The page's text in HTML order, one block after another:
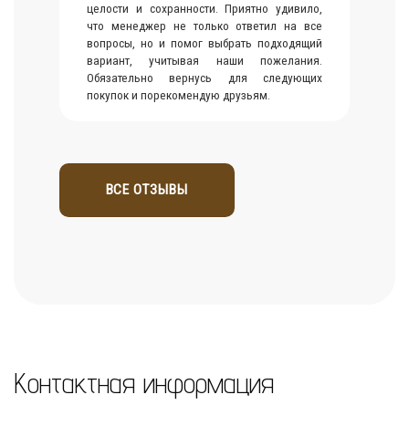
целости и сохранности. Приятно удивило,
что менеджер не только ответил на все
вопросы, но и помог выбрать подходящий
вариант, учитывая наши пожелания.
Обязательно вернусь для следующих
покупок и порекомендую друзьям.
ВСЕ ОТЗЫВЫ
Контактная информация